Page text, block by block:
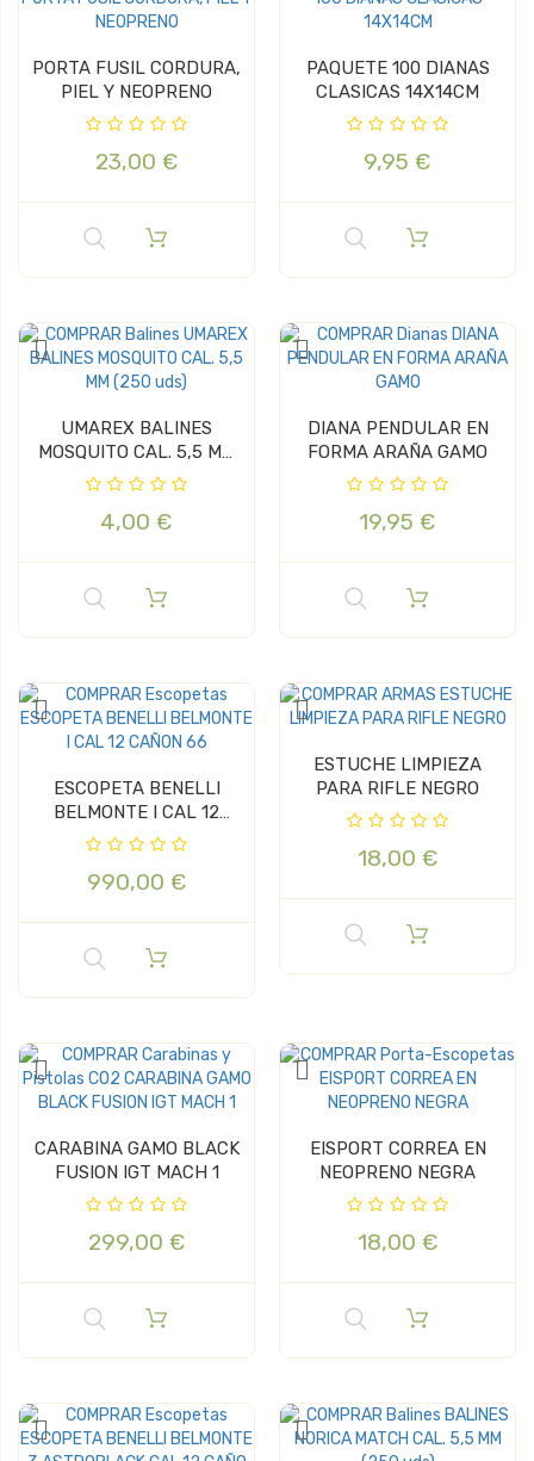
PORTA FUSIL CORDURA,
PIEL Y NEOPRENO
23,00 €
PAQUETE 100 DIANAS
CLASICAS 14X14CM
9,95 €
UMAREX BALINES
MOSQUITO CAL. 5,5 MM
(250 uds)
4,00 €
DIANA PENDULAR EN
FORMA ARAÑA GAMO
19,95 €
ESCOPETA BENELLI
BELMONTE I CAL 12
CAÑON 66
990,00 €
ESTUCHE LIMPIEZA
PARA RIFLE NEGRO
18,00 €
CARABINA GAMO BLACK
FUSION IGT MACH 1
299,00 €
EISPORT CORREA EN
NEOPRENO NEGRA
18,00 €